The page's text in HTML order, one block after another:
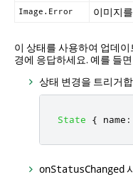
Image.Error 이미지
이 상태를 사용하여 업데
경에 응답하세요. 예를 들
상태 변경을 트리거
State { name :
onStatusChanged